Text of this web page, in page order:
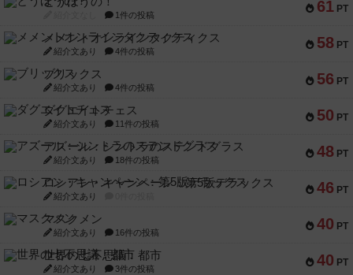
61 PT
1件の投稿
58 PT
メメントオンラインタクティクス
紹介文あり 4件の投稿
56 PT
ブリックス
紹介文あり 4件の投稿
50 PT
ダグエイトチェス
紹介文あり 11件の投稿
48 PT
アズール：シントラのステンドグラス
紹介文あり 18件の投稿
46 PT
ロシアン・キャンペーン：第5版デラックス
紹介文あり
40 PT
マスクメン
紹介文あり 16件の投稿
40 PT
世界の七不思議：都市
紹介文あり 3件の投稿